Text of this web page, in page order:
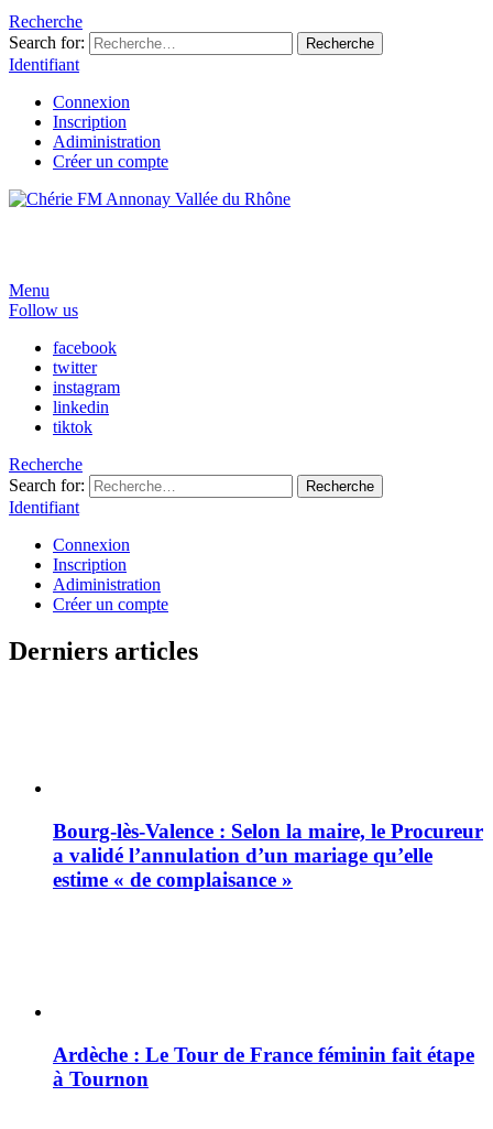
Recherche
Search for:
Recherche
Identifiant
Connexion
Inscription
Adiministration
Créer un compte
Menu
Follow us
facebook
twitter
instagram
linkedin
tiktok
Recherche
Search for:
Recherche
Identifiant
Connexion
Inscription
Adiministration
Créer un compte
Derniers articles
Bourg-lès-Valence : Selon la maire, le Procureur
a validé l’annulation d’un mariage qu’elle
estime « de complaisance »
Ardèche : Le Tour de France féminin fait étape
à Tournon